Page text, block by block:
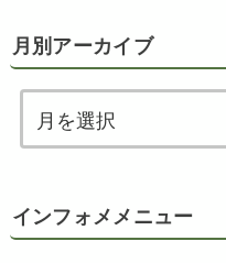
月別アーカイブ
インフォメメニュー